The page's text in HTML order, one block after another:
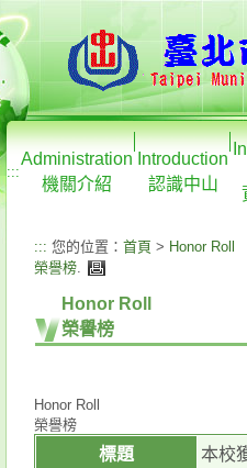
:::
Administration
機關介紹
Introduction
認識中山
::: 您的位置： 首頁 > Honor Roll
榮譽榜.
Honor Roll
榮譽榜
Honor Roll
榮譽榜
標題
本校